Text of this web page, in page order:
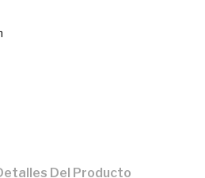
Del Producto